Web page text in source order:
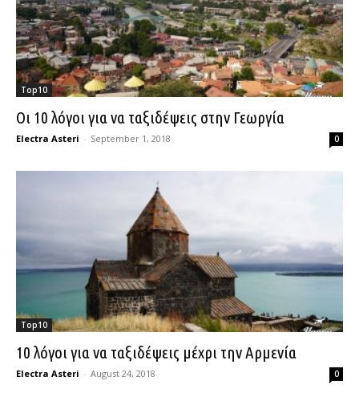
Top10
Οι 10 λόγοι για να ταξιδέψεις στην Γεωργία
Electra Asteri - September 1, 2018 0
Top10
10 λόγοι για να ταξιδέψεις μέχρι την Αρμενία
Electra Asteri - August 24, 2018 0